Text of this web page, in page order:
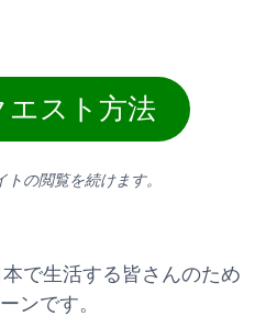
エスト方法
トの閲覧を続けます。
本で生活する皆さんのため
ンです。